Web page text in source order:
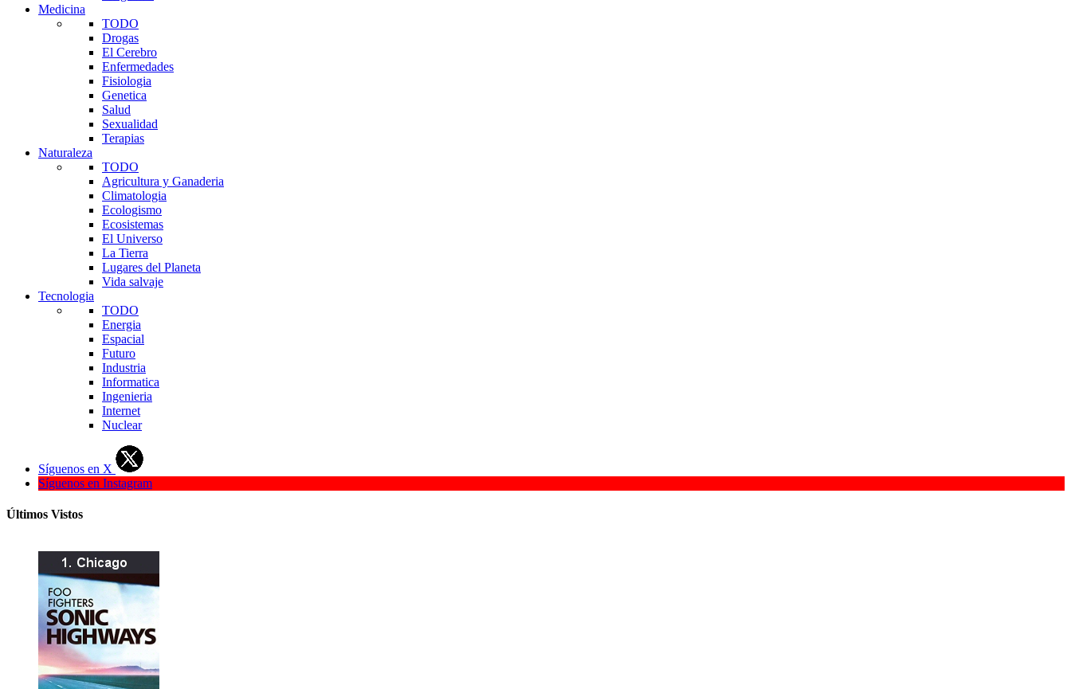
Medicina
TODO
Drogas
El Cerebro
Enfermedades
Fisiologia
Genetica
Salud
Sexualidad
Terapias
Naturaleza
TODO
Agricultura y Ganaderia
Climatologia
Ecologismo
Ecosistemas
El Universo
La Tierra
Lugares del Planeta
Vida salvaje
Tecnologia
TODO
Energia
Espacial
Futuro
Industria
Informatica
Ingenieria
Internet
Nuclear
Síguenos en X
Síguenos en Instagram
Últimos Vistos